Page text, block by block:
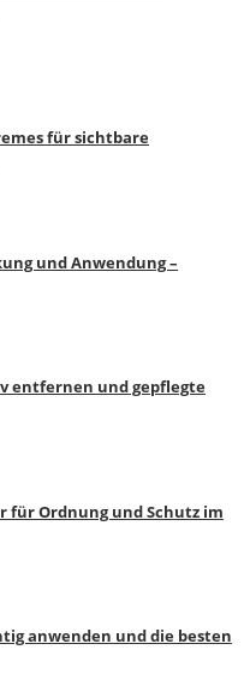
für sichtbare
und Anwendung –
entfernen und gepflegte
Ordnung und Schutz im
anwenden und die besten